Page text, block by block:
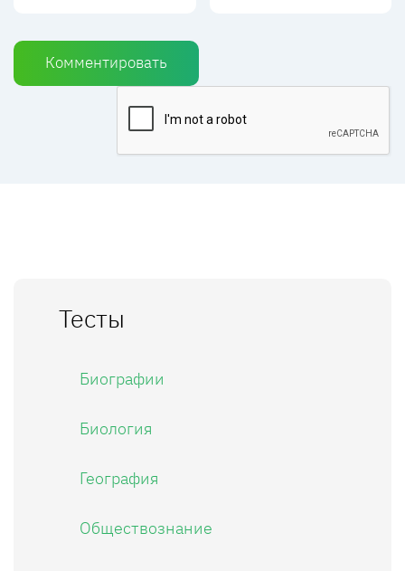
Комментировать
Тесты
Биографии
Биология
География
Обществознание